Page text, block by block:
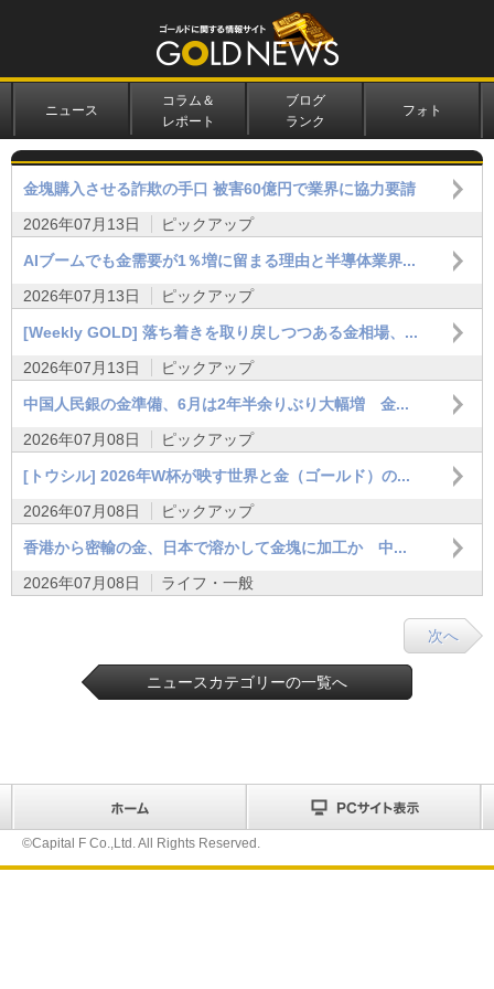
ニュース
コラム＆
レポート
ブログ
ランク
フォト
金塊購入させる詐欺の手口 被害60億円で業界に協力要請
2026年07月13日
ピックアップ
AIブームでも金需要が1％増に留まる理由と半導体業界...
2026年07月13日
ピックアップ
[Weekly GOLD] 落ち着きを取り戻しつつある金相場、...
2026年07月13日
ピックアップ
中国人民銀の金準備、6月は2年半余りぶり大幅増 金...
2026年07月08日
ピックアップ
[トウシル] 2026年W杯が映す世界と金（ゴールド）の...
2026年07月08日
ピックアップ
香港から密輸の金、日本で溶かして金塊に加工か 中...
2026年07月08日
ライフ・一般
次へ
ニュースカテゴリーの一覧へ
©Capital F Co.,Ltd. All Rights Reserved.